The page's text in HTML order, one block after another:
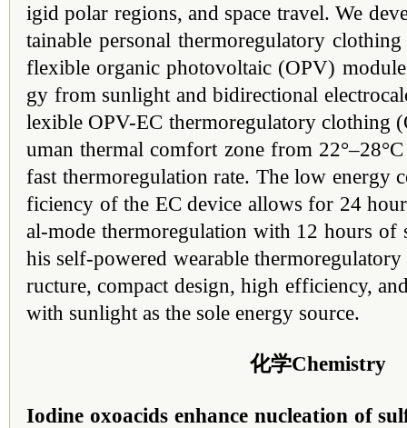
igid polar regions, and space travel. We
tainable personal thermoregulatory
flexible organic photovoltaic (OPV)
gy from sunlight and bidirectional
lexible OPV-EC thermoregulatory clothing
uman thermal comfort zone from
fast thermoregulation rate. The low energy
ficiency of the EC device allows for 24
al-mode thermoregulation with 12 hours of
his self-powered wearable
ructure, compact design, high efficiency,
with sunlight as the sole energy source.
化学Chemistry
Iodine oxoacids enhance nucleation of